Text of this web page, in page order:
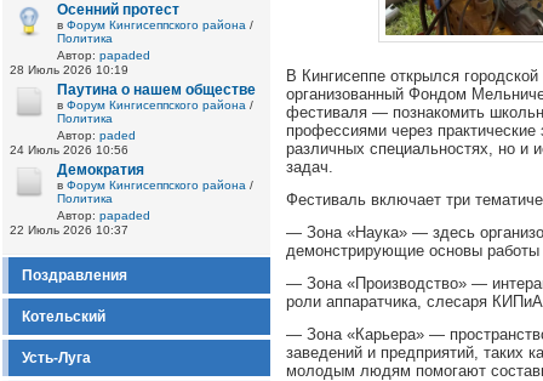
Осенний протест
в Форум Кингисеппского района /
Политика
Автор: papaded
28 Июль 2026 10:19
Паутина о нашем обществе
в Форум Кингисеппского района /
Политика
Автор: paded
24 Июль 2026 10:56
Демократия
в Форум Кингисеппского района /
Политика
Автор: papaded
22 Июль 2026 10:37
Поздравления
Котельский
Усть-Луга
В Кингисеппе открылся
организованный Фондом
фестиваля — познакомить
профессиями через практические
различных специальностях, но и
задач.
Фестиваль включает три
— Зона «Наука» — здесь
демонстрирующие основы работы
— Зона «Производство» —
роли аппаратчика, слесаря
— Зона «Карьера» —
заведений и предприятий, таких
молодым людям помогают